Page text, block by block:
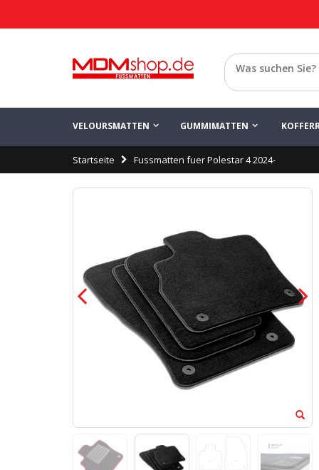
Zurück
VELOURSMATTEN GUMMIMATTEN
Startseite Fussmatten fuer Polestar 4 2024-